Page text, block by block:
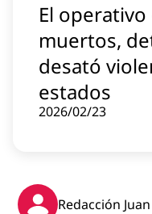
Contenido patrocinado
Instagram
El
muertos,
desató
estados
2026/02/23
Redacción